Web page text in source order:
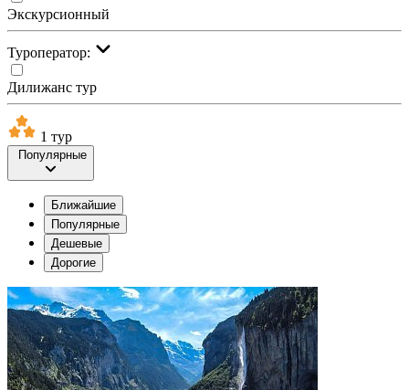
Экскурсионный
Туроператор:
Дилижанс тур
1 тур
Популярные
Ближайшие
Популярные
Дешевые
Дорогие